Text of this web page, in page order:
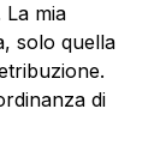
La mia
solo quella
di